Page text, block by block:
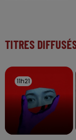
TITRES
11h21
11h21